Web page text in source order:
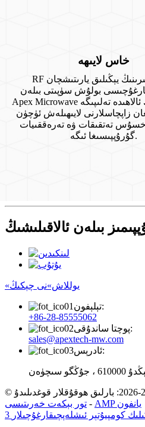
خاس لايىھە
RF زاپچاسلىرىنىڭ يېڭىلىق يارىتىشچان
بولۇش سۈپىتى بىلەن،
Apex Microwave خېرىدارلارنىڭ ئالاھىدە تەلىپىگە
زاپچاسلارنى لايىھىلەش ئۈچۈن
تەتقىقات ۋە تەرەققىيات
گۇرۇپپىسىغا ئىگە.
بىلەن ئالاقىلىشىڭ
«يوللاش»نى چېكىڭ
تېلېفون:
+86-28-85555062
پوچتا ساندۇقى:
sales@apextech-mw.com
ئادرېس:
تور بېكەت خەرىتىسى -
AMP يانفون
كومپيۇتېر ئىشلەپچىقارغۇچىلار